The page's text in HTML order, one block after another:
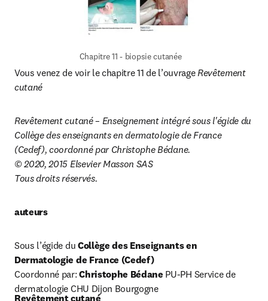
Chapitre 11 - biopsie cutanée
Vous venez de voir le chapitre 11 de l’ouvrage Revêtement
cutané
Revêtement cutané – Enseignement intégré sous l'égide du
Collège des enseignants en dermatologie de France
(Cedef), coordonné par Christophe Bédane.
© 2020, 2015 Elsevier Masson SAS
Tous droits réservés.
auteurs
Sous l’égide du Collège des Enseignants en
Dermatologie de France (Cedef)
Coordonné par: Christophe Bédane PU-PH Service de
dermatologie CHU Dijon Bourgogne
Revêtement cutané